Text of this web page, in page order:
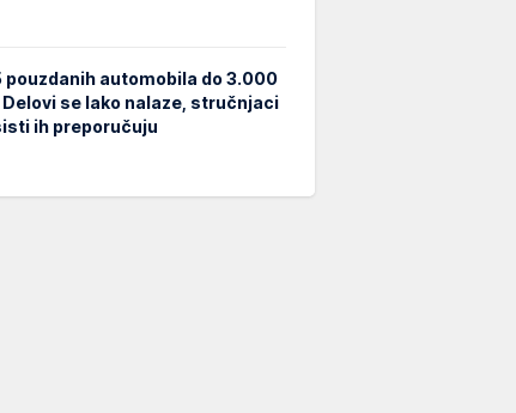
pouzdanih automobila do 3.000
Delovi se lako nalaze, stručnjaci
ih preporučuju